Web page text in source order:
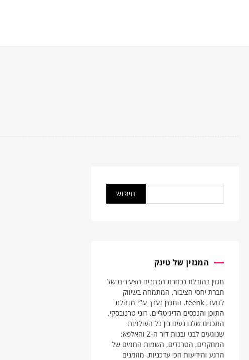
המגזין של טינק
מגזין בהובלת נבחרת הכתבים הצעירים של
חברת יחסי הציבור, המתמחה בשיווק
לנוער, teenk. המגזין נערך ע״י מנהלת
התוכן והנכסים הדיגיטליים, רוני טרנובסקי.
התכנים שלנו נעים בין כל העולמות
שנוגעים לבני ובנות דור ה-Z והאלפא:
המחקרים, הטרנדים, השמות החמים של
הרגע והידיעות הכי עדכניות. מוזמנים